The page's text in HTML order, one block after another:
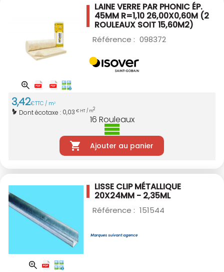
LAINE VERRE PAR PHONIC ÉP.
45MM R=1,10 26,00X0,60M (2
ROULEAUX SOIT 15,60M2)
Référence : 098372
3,42€TTC / m2
Dont écotaxe : 0,03 € HT / m2
16 Rouleaux
Ajouter au panier
LISSE CLIP MÉTALLIQUE
20X24MM - 2,35ML
Référence : 151544